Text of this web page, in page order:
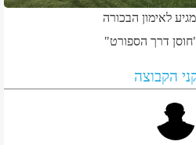
לאימון הבכורה
דרך הספורט"
הקבוצה